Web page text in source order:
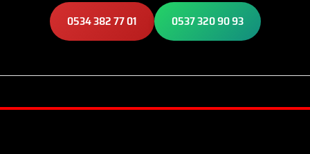
0534 382 77 01 0537 320 90 93